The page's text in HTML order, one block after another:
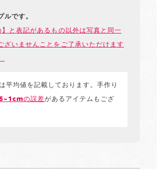
ルです。
と表記があるもの以外は写真と同一
ざいませんことをご了承いただけます
平均値を記載しております。手作り
の誤差があるアイテムもござ